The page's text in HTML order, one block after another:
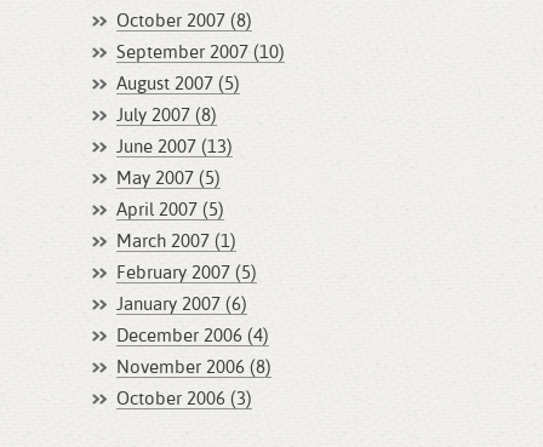
October 2007 (8)
September 2007 (10)
August 2007 (5)
July 2007 (8)
June 2007 (13)
May 2007 (5)
April 2007 (5)
March 2007 (1)
February 2007 (5)
January 2007 (6)
December 2006 (4)
November 2006 (8)
October 2006 (3)